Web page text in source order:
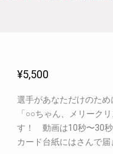
¥5,500
選手があなただけのた
「○○ちゃん、メリーク
す！ 動画は10秒〜30秒
カード台紙にはさんで届